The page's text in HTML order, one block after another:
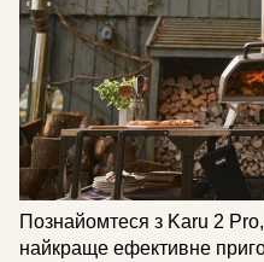
Познайомтеся з Karu 2
найкраще ефективне